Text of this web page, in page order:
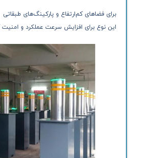
برای فضاهای کم‌ارتفاع و پارکینگ‌های طبقاتی
این نوع برای افزایش سرعت عملکرد و